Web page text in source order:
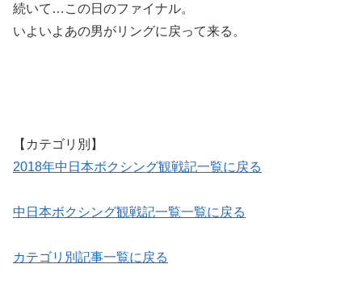
続いて…この日のファイナル。
いよいよあの男がリングに戻って来る。
【カテゴリ別】
2018年中日本ボクシング観戦記一覧に戻る
中日本ボクシング観戦記一覧一覧に戻る
カテゴリ別記事一覧に戻る